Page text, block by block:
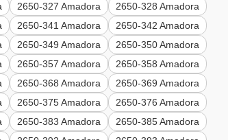
2650-327 Amadora
2650-328 Amadora
2650-341 Amadora
2650-342 Amadora
2650-349 Amadora
2650-350 Amadora
2650-357 Amadora
2650-358 Amadora
2650-368 Amadora
2650-369 Amadora
2650-375 Amadora
2650-376 Amadora
2650-383 Amadora
2650-385 Amadora